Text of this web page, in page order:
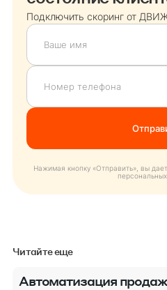
Подключить скоринг от
Нажимая кнопку «Отправить», вы
Читайте еще
Автоматизация продаж